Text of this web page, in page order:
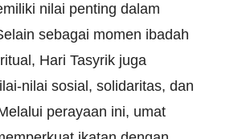
nilai penting dalam
sebagai momen ibadah
Hari Tasyrik juga
nilai sosial, solidaritas, dan
perayaan ini, umat